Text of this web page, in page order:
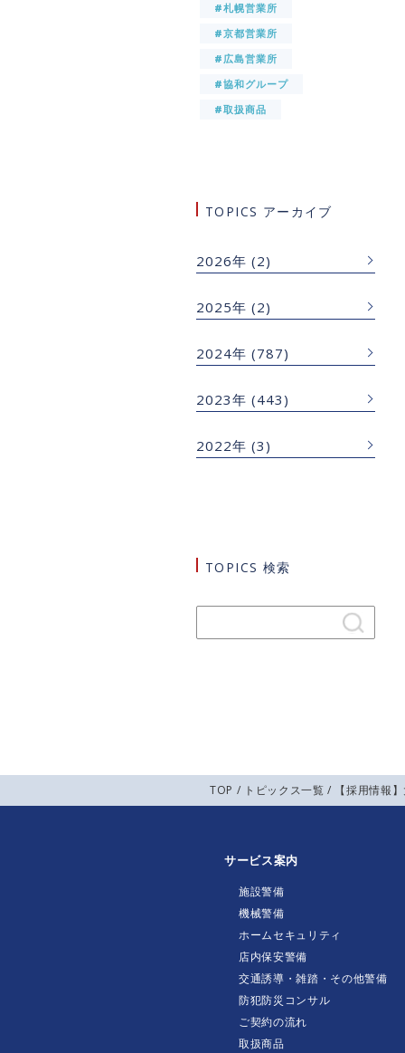
#札幌営業所
#京都営業所
#広島営業所
#協和グループ
#取扱商品
TOPICS アーカイブ
2026年 (2)
2025年 (2)
2024年 (787)
2023年 (443)
2022年 (3)
TOPICS 検索
TOP / トピックス一覧 / 【採用情報
サービス案内
施設警備
機械警備
ホームセキュリティ
店内保安警備
交通誘導・雑踏・その他警備
防犯防災コンサル
ご契約の流れ
取扱商品